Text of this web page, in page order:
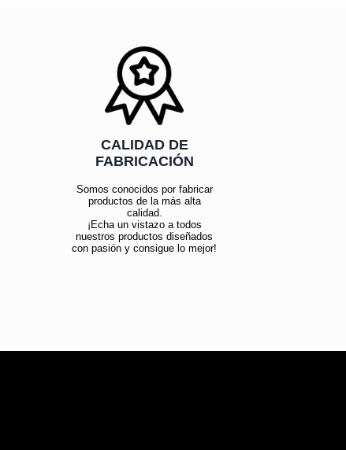
CALIDAD DE
FABRICACIÓN
Somos conocidos por fabricar
productos de la más alta
calidad.
¡Echa un vistazo a todos
nuestros productos diseñados
con pasión y consigue lo mejor!